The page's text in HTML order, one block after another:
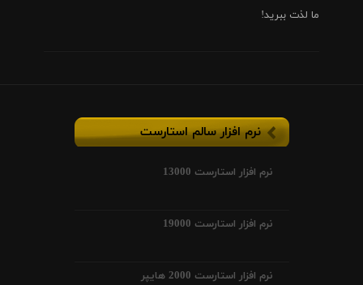
ما لذت ببرید!
نرم افزار سالم استارست
نرم افزار استارست 13000
نرم افزار استارست 19000
نرم افزار استارست 2000 هایپر